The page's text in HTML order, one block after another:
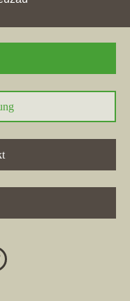
Wohnungsmakler in
Entwicklung.